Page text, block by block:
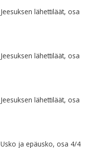
Jeesuksen lähettiläät, osa
Jeesuksen lähettiläät, osa
Jeesuksen lähettiläät, osa
Usko ja epäusko, osa 4/4